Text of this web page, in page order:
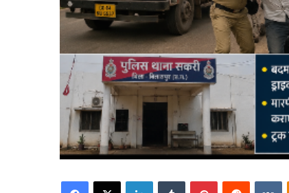
FacebookX LinkedInTumblr PinterestReddit